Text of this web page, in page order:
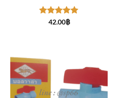
ให้คะแนน
42.00฿